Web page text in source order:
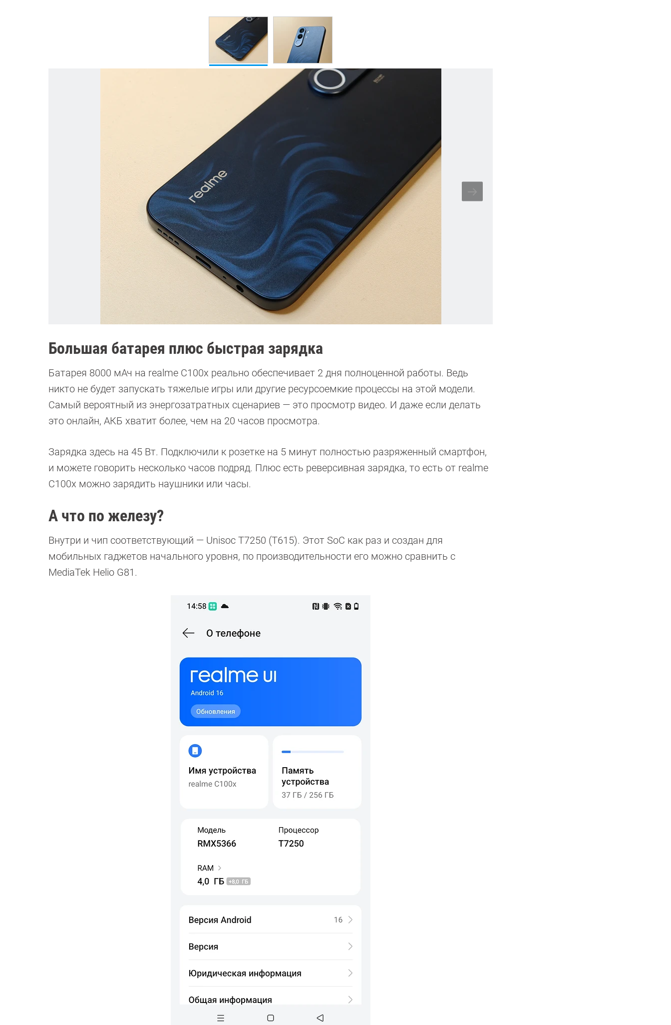
Большая батарея плюс быстрая зарядка
Батарея 8000 мАч на realme С100x реально обеспечивает 2 дня полноценной работы. Ведь
никто не будет запускать тяжелые игры или другие ресурсоемкие процессы на этой модели.
Самый вероятный из энергозатратных сценариев — это просмотр видео. И даже если делать
это онлайн, АКБ хватит более, чем на 20 часов просмотра.
Зарядка здесь на 45 Вт. Подключили к розетке на 5 минут полностью разряженный смартфон,
и можете говорить несколько часов подряд. Плюс есть реверсивная зарядка, то есть от realme
С100x можно зарядить наушники или часы.
А что по железу?
Внутри и чип соответствующий — Unisoc T7250 (T615). Этот SoC как раз и создан для
мобильных гаджетов начального уровня, по производительности его можно сравнить с
MediaTek Helio G81.